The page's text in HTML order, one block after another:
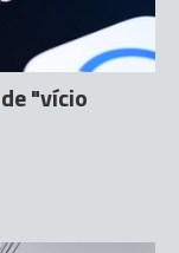
"vício